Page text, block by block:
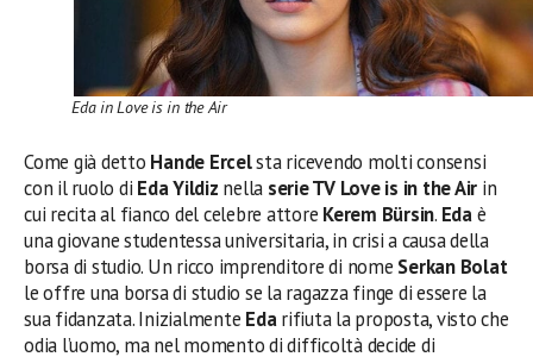
Eda in Love is in the Air
Come già detto Hande Ercelsta ricevendo molti consensi
con il ruolo di Eda Yildiz nella serie TV Love is in the Air in
cui recita al fianco del celebre attore Kerem Bürsin. Edaè
una giovane studentessa universitaria, in crisi a causa della
borsa di studio. Un ricco imprenditore di nome Serkan Bolat
le offre una borsa di studio se la ragazza finge di essere la
sua fidanzata. Inizialmente Edarifiuta la proposta, visto che
odia l’uomo, ma nel momento di difficoltà decide di